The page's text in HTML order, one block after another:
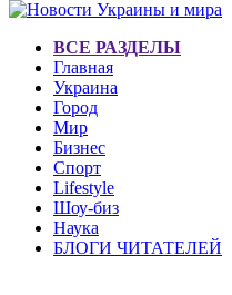
ВСЕ РАЗДЕЛЫ
Главная
Украина
Город
Мир
Бизнес
Спорт
Lifestyle
Шоу-биз
Наука
БЛОГИ ЧИТАТЕЛЕЙ